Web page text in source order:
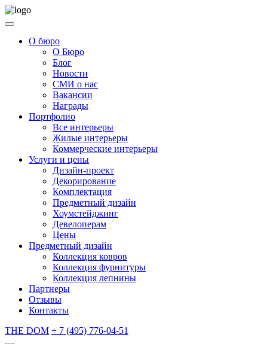
О бюро
О Бюро
Блог
Новости
СМИ о нас
Вакансии
Награды
Портфолио
Все интерьеры
Жилые интерьеры
Коммерческие интерьеры
Услуги и цены
Дизайн-проект
Декорирование
Комплектация
Предметный дизайн
Хоумстейджинг
Девелоперам
Цены
Предметный дизайн
Коллекция ковров
Коллекция фурнитуры
Коллекция лепнины
Партнеры
Отзывы
Контакты
THE DOM + 7 (495) 776-04-51